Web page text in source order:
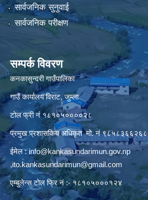
सार्वजनिक सुनुवाई
सार्वजनिक परीक्षण
सम्पर्क विवरण
कनकासुन्दरी गाउँपालिका
गाउँ कार्यालय विराट, जुम्ला
टोल फ्री नं १८१०५००००२८
प्रमुख प्रशासकिय अधिकृत मो. नं ९८५८३६६२६८
ईमेल :info@kankasundarimun.gov.np
,ito.kankasundarimun@gmail.com
एम्बुलेन्स टोल फ्रि नं :- १८१०५०००१२४